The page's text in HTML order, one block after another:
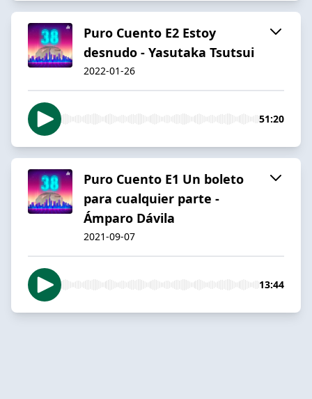
Puro Cuento E2 Estoy
desnudo - Yasutaka Tsutsui
2022-01-26
51:20
Puro Cuento E1 Un boleto
para cualquier parte -
Ámparo Dávila
2021-09-07
13:44